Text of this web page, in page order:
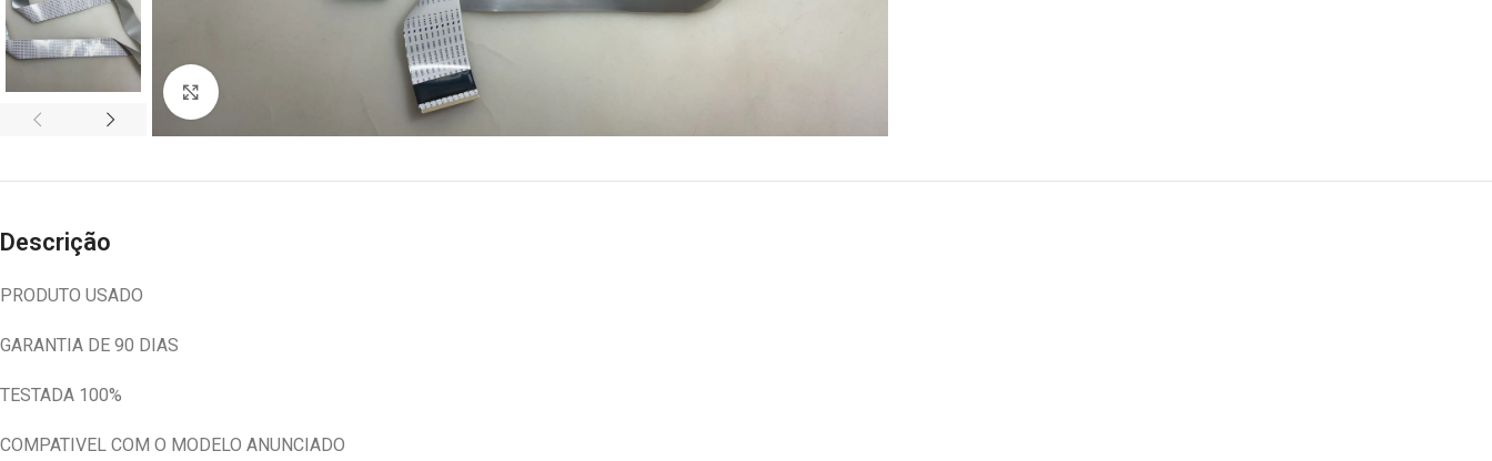
Descrição
PRODUTO USADO
GARANTIA DE 90 DIAS
TESTADA 100%
COMPATIVEL COM O MODELO ANUNCIADO